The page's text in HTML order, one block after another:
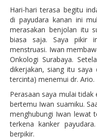
Hari-hari terasa begitu
di payudara kanan ini
merasakan benjolan itu
biasa saja. Saya pikir
menstruasi. Iwan
Onkologi Surabaya.
dikerjakan, siang itu
tercinta) menemui dr. Ario.
Perasaan saya mulai
bertemu Iwan suamiku.
menghubungi Iwan lewat
terkena kanker
berpikir.